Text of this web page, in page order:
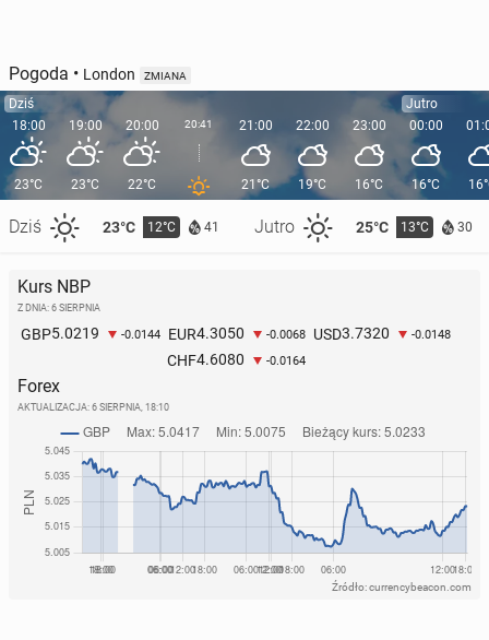
Pogoda • London ZMIANA
Dziś
18:00
23°C
Dziś 23°C 12°C 41 Jutro 25°C 13°C 30
19:00
23°C
20:00
22°C
20:41 21:00
21°C
22:00
19°C
23:00
16°C
Jutro
00:00
16°C
Kurs NBP
Z DNIA: 6 SIERPNIA
GBP5.0219 -0.0144 EUR4.3050 -0.0068 USD3.7320 -0.0148
CHF4.6080 -0.0164
Forex
AKTUALIZACJA: 6 SIERPNIA, 18:10
Źródło: currencybeacon.com